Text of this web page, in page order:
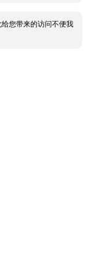
您带来的访问不便我